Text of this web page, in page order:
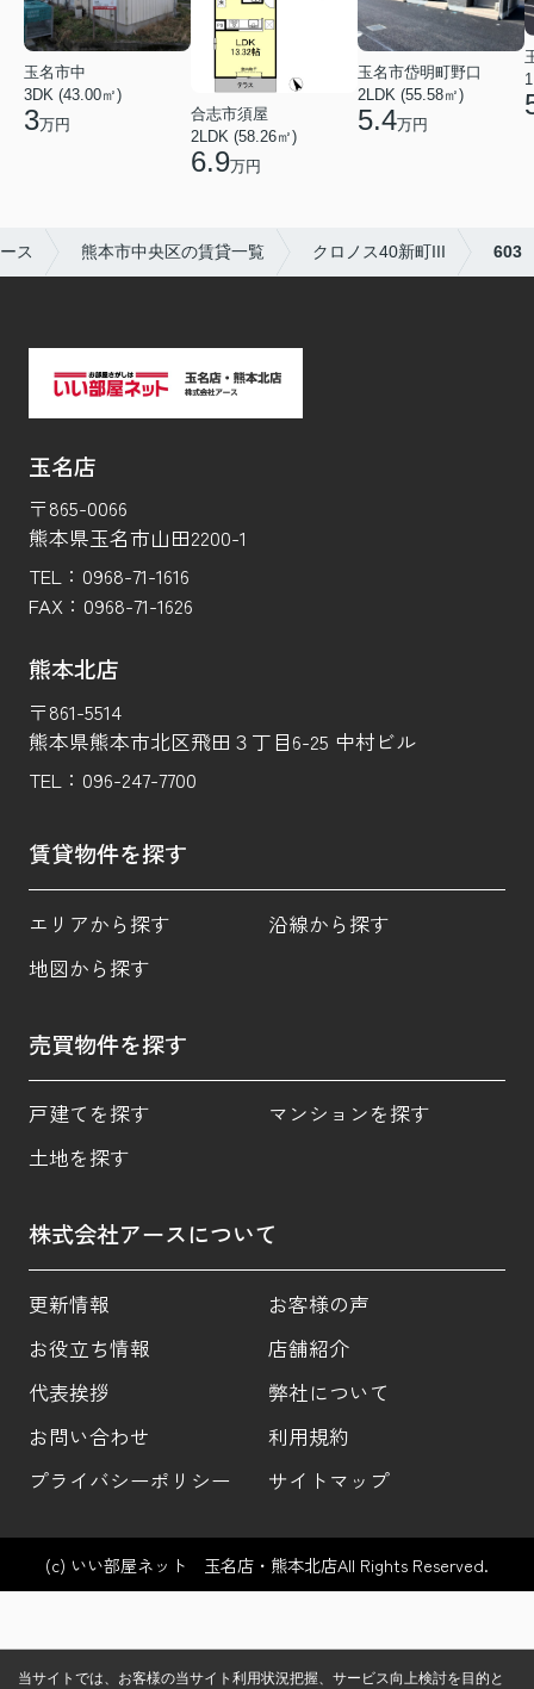
玉名市中
3DK (43.00㎡)
3万円
合志市須屋
2LDK (58.26㎡)
6.9万円
玉名市岱明町野口
2LDK (55.58㎡)
5.4万円
ス 熊本市中央区の賃貸一覧 クロノス40新町III 603
玉名店
〒865-0066
熊本県玉名市山田2200-1
TEL： 0968-71-1616
FAX： 0968-71-1626
熊本北店
〒861-5514
熊本県熊本市北区飛田３丁目6-25 中村ビル
TEL： 096-247-7700
賃貸物件を探す
エリアから探す
沿線から探す
地図から探す
売買物件を探す
戸建てを探す
マンションを探す
土地を探す
株式会社アースについて
更新情報
お客様の声
お役立ち情報
店舗紹介
代表挨拶
弊社について
お問い合わせ
利用規約
プライバシーポリシー
サイトマップ
(c) いい部屋ネット 玉名店・熊本北店All Rights Reserved.
当サイトでは、お客様の当サイト利用状況把握、サービス向上検討を目的と